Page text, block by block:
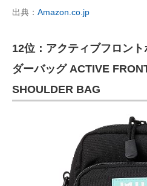
出典： Amazon.co.jp
12位：アクティブフロン
ダーバッグ ACTIVE
SHOULDER BAG